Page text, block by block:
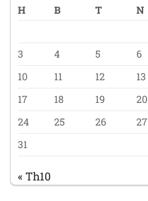
H B T N
3
4 5 6
10
11 12 13
17
18 19 20
24
25 26 27
31
« Th10